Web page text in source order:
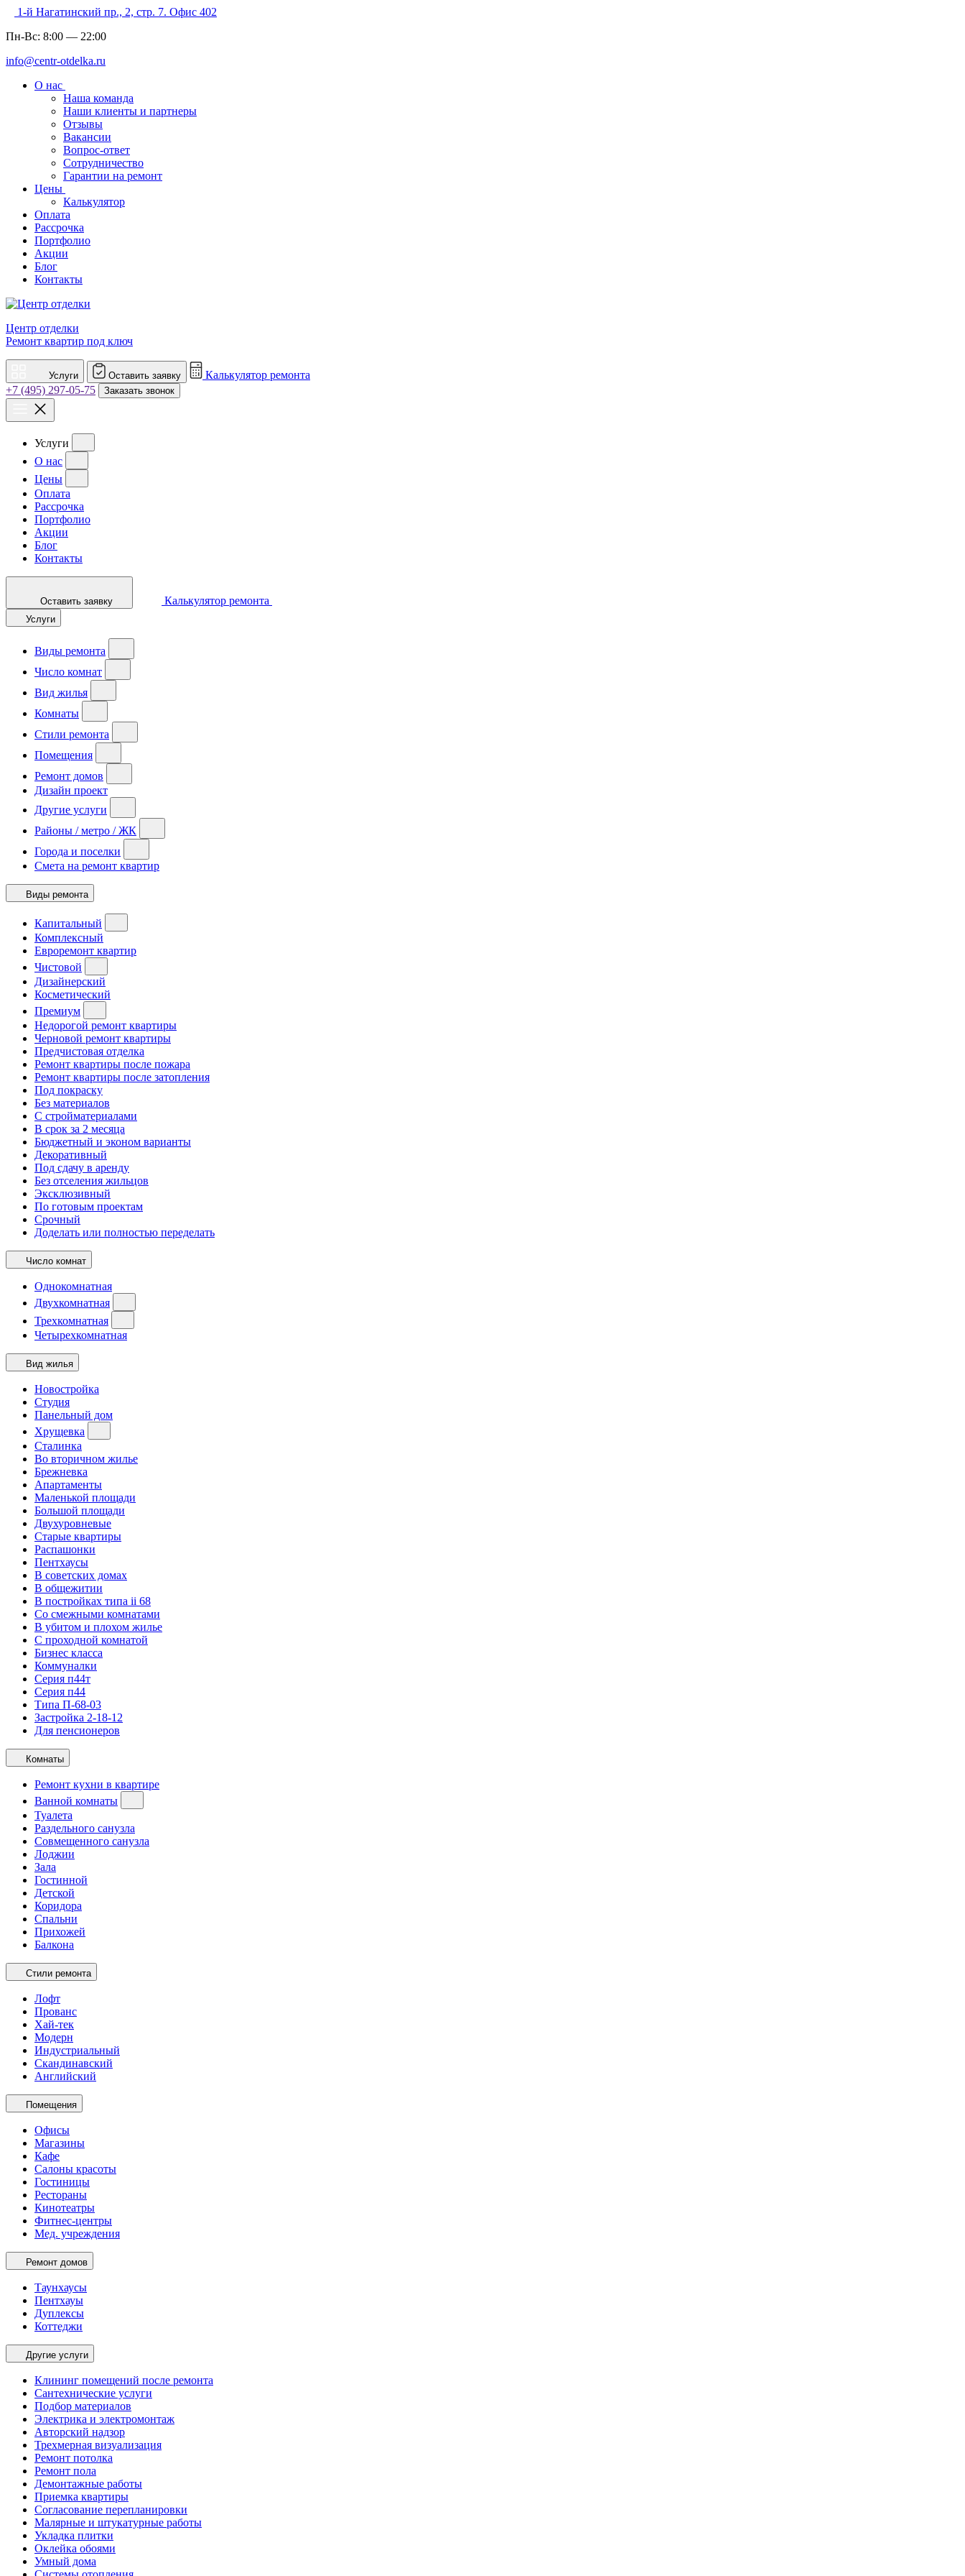
1-й Нагатинский пр., 2, стр. 7. Офис 402
Пн-Вс: 8:00 — 22:00
info@centr-otdelka.ru
О нас
Наша команда
Наши клиенты и партнеры
Отзывы
Вакансии
Вопрос-ответ
Сотрудничество
Гарантии на ремонт
Цены
Калькулятор
Оплата
Рассрочка
Портфолио
Акции
Блог
Контакты
Центр отделки
Ремонт квартир под ключ
Услуги Оставить заявку
Калькулятор ремонта
+7 (495) 297-05-75
Заказать звонок
Услуги
О нас
Цены
Оплата
Рассрочка
Портфолио
Акции
Блог
Контакты
Оставить заявку Калькулятор ремонта
Услуги
Виды ремонта
Число комнат
Вид жилья
Комнаты
Стили ремонта
Помещения
Ремонт домов
Дизайн проект
Другие услуги
Районы / метро / ЖК
Города и поселки
Смета на ремонт квартир
Виды ремонта
Капитальный
Комплексный
Евроремонт квартир
Чистовой
Дизайнерский
Косметический
Премиум
Недорогой ремонт квартиры
Черновой ремонт квартиры
Предчистовая отделка
Ремонт квартиры после пожара
Ремонт квартиры после затопления
Под покраску
Без материалов
С стройматериалами
В срок за 2 месяца
Бюджетный и эконом варианты
Декоративный
Под сдачу в аренду
Без отселения жильцов
Эксклюзивный
По готовым проектам
Срочный
Доделать или полностью переделать
Число комнат
Однокомнатная
Двухкомнатная
Трехкомнатная
Четырехкомнатная
Вид жилья
Новостройка
Студия
Панельный дом
Хрущевка
Сталинка
Во вторичном жилье
Брежневка
Апартаменты
Маленькой площади
Большой площади
Двухуровневые
Старые квартиры
Распашонки
Пентхаусы
В советских домах
В общежитии
В постройках типа ii 68
Со смежными комнатами
В убитом и плохом жилье
С проходной комнатой
Бизнес класса
Коммуналки
Серия п44т
Серия п44
Типа П-68-03
Застройка 2-18-12
Для пенсионеров
Комнаты
Ремонт кухни в квартире
Ванной комнаты
Туалета
Раздельного санузла
Совмещенного санузла
Лоджии
Зала
Гостинной
Детской
Коридора
Спальни
Прихожей
Балкона
Стили ремонта
Лофт
Прованс
Хай-тек
Модерн
Индустриальный
Скандинавский
Английский
Помещения
Офисы
Магазины
Кафе
Салоны красоты
Гостиницы
Рестораны
Кинотеатры
Фитнес-центры
Мед. учреждения
Ремонт домов
Таунхаусы
Пентхауы
Дуплексы
Коттеджи
Другие услуги
Клининг помещений после ремонта
Сантехнические услуги
Подбор материалов
Электрика и электромонтаж
Авторский надзор
Трехмерная визуализация
Ремонт потолка
Ремонт пола
Демонтажные работы
Приемка квартиры
Согласование перепланировки
Малярные и штукатурные работы
Укладка плитки
Оклейка обоями
Умный дома